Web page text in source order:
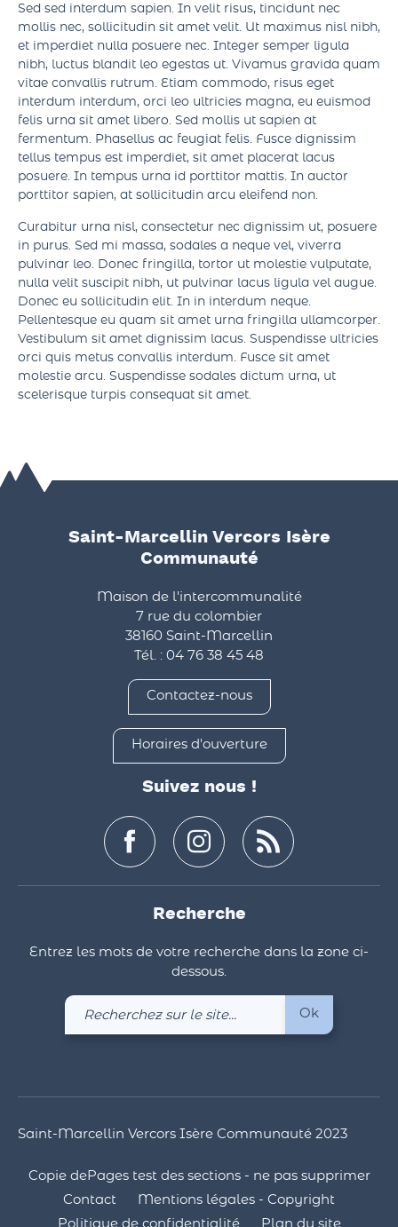
feugiat, eget dignissim est dignissim.
Sed sed interdum sapien. In velit risus, tincidunt nec
mollis nec, sollicitudin sit amet velit. Ut maximus nisl nibh,
et imperdiet nulla posuere nec. Integer semper ligula
nibh, luctus blandit leo egestas ut. Vivamus gravida quam
vitae convallis rutrum. Etiam commodo, risus eget
interdum interdum, orci leo ultricies magna, eu euismod
felis urna sit amet libero. Sed mollis ut sapien at
fermentum. Phasellus ac feugiat felis. Fusce dignissim
tellus tempus est imperdiet, sit amet placerat lacus
posuere. In tempus urna id porttitor mattis. In auctor
porttitor sapien, at sollicitudin arcu eleifend non.
Curabitur urna nisl, consectetur nec dignissim ut, posuere
in purus. Sed mi massa, sodales a neque vel, viverra
pulvinar leo. Donec fringilla, tortor ut molestie vulputate,
nulla velit suscipit nibh, ut pulvinar lacus ligula vel augue.
Donec eu sollicitudin elit. In in interdum neque.
Pellentesque eu quam sit amet urna fringilla ullamcorper.
Vestibulum sit amet dignissim lacus. Suspendisse ultricies
orci quis metus convallis interdum. Fusce sit amet
molestie arcu. Suspendisse sodales dictum urna, ut
Saint-Marcellin Vercors Isère
Maison de l'intercommunalité
7 rue du colombier
38160 Saint-Marcellin
Tél. : 04 76 38 45 48
Suivez nous !
Entrez les mots de votre recherche dans la zone ci-
dessous.
Copie dePages test des sections - ne pas supprimer